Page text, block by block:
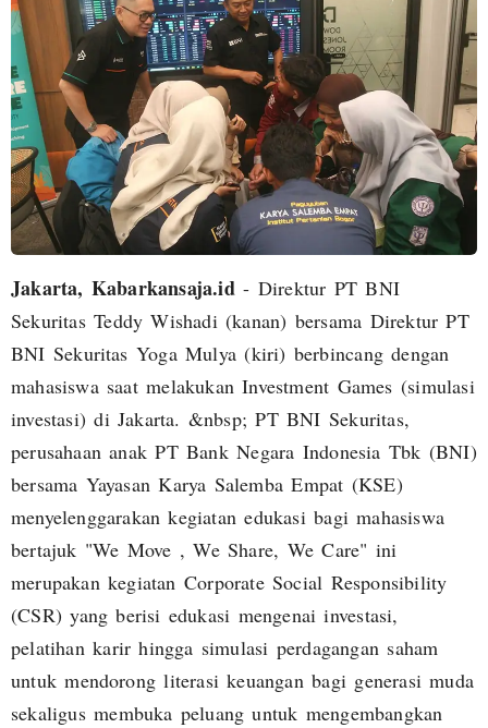
Jakarta, Kabarkansaja.id- Direktur PT BNI
Sekuritas Teddy Wishadi (kanan) bersama Direktur PT
BNI Sekuritas Yoga Mulya (kiri) berbincang dengan
mahasiswa saat melakukan Investment Games (simulasi
investasi) di Jakarta. &nbsp; PT BNI Sekuritas,
perusahaan anak PT Bank Negara Indonesia Tbk (BNI)
bersama Yayasan Karya Salemba Empat (KSE)
menyelenggarakan kegiatan edukasi bagi mahasiswa
bertajuk "We Move , We Share, We Care" ini
merupakan kegiatan Corporate Social Responsibility
(CSR) yang berisi edukasi mengenai investasi,
pelatihan karir hingga simulasi perdagangan saham
untuk mendorong literasi keuangan bagi generasi muda
sekaligus membuka peluang untuk mengembangkan